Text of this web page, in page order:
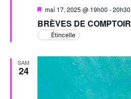
BRÈVES DE COMPTOIR
Mis
avant
mai 17, 2025 @ 19h00 -20h30
Étincelle
SAM
24